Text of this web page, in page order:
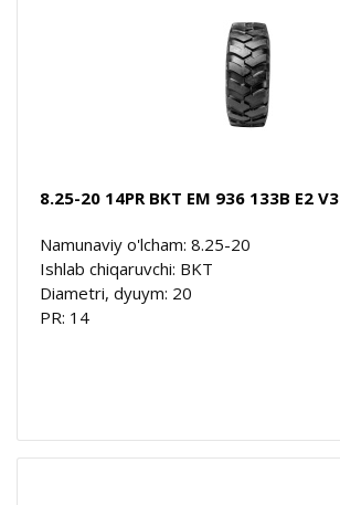
8.25-20 14PR BKT EM 936 133B E2 V3
Namunaviy o'lcham: 8.25-20
Ishlab chiqaruvchi: BKT
Diametri, dyuym: 20
PR: 14